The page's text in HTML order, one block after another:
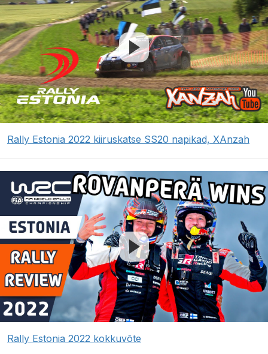
Rally Estonia 2022 kiiruskatse SS20 napikad, XAnzah
Rally Estonia 2022 kokkuvõte